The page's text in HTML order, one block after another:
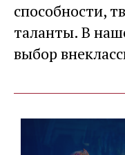
способности,
таланты. В
выбор